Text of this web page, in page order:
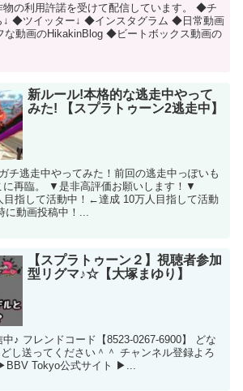
物の利用許諾を受けて配信しています。 ◆チ
↓ ◆ツイッター↓ ◆インスタグラム ◆日常動画
動画のHikakinBlog ◆ビートボックス動画の
新ルール!本格的な逃走中やって
みた! 【スプラトゥーン2逃走中】
チ逃走中やってみた！前回の逃走中っぽいも
に再臨。 ▼是非高評価お願いします！▼
て活動中！←達成 10万人目指して活動
に動画投稿中！...
【スプラトゥーン２】視聴者参加
型リグマ♪☆【大塚まゆり】
♪ フレンドコード【8523-0267-6900】 どな
し送ってください＾＾ チャンネル登録よろ
Tokyo公式サイト ▶...